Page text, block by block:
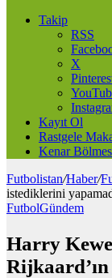
Takip
RSS
X
Kayıt Ol
Rastgele
Kenar
Futbolistan/Haber/
istediklerini
FutbolGündem
Harry